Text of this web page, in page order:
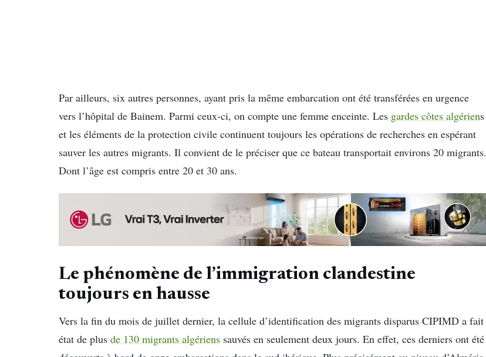
Par ailleurs, six autres personnes, ayant pris la même embarcation ont été transférées en urgence
vers l’hôpital de Bainem. Parmi ceux-ci, on compte une femme enceinte. Les gardes côtes algériens
et les éléments de la protection civile continuent toujours les opérations de recherches en espérant
sauver les autres migrants. Il convient de le préciser que ce bateau transportait environs 20 migrants.
Dont l’âge est compris entre 20 et 30 ans.
Le phénomène de l’immigration clandestine
toujours en hausse
Vers la fin du mois de juillet dernier, la cellule d’identification des migrants disparus CIPIMD a fait
état de plus de 130 migrants algériens sauvés en seulement deux jours. En effet, ces derniers ont été